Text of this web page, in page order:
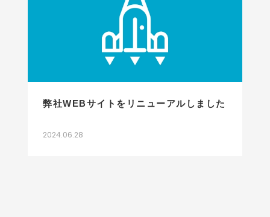
2024.06.28
弊社WEBサイトをリニューアルしました